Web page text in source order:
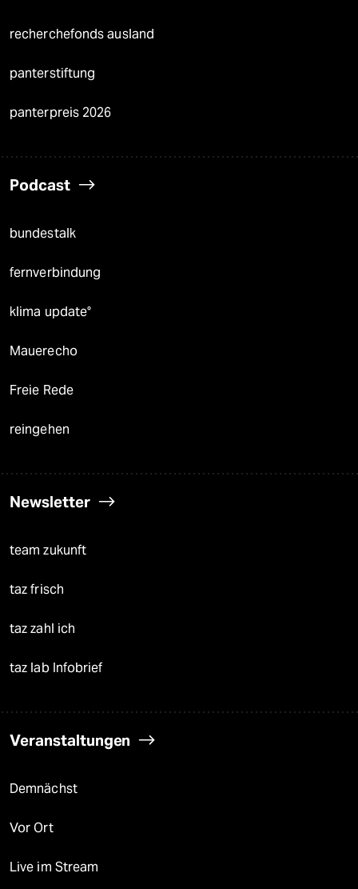
recherchefonds ausland
panterstiftung
panterpreis 2026
Podcast
bundestalk
fernverbindung
klima update°
Mauerecho
Freie Rede
reingehen
Newsletter
team zukunft
taz frisch
taz zahl ich
taz lab Infobrief
Veranstaltungen
Demnächst
Vor Ort
Live im Stream